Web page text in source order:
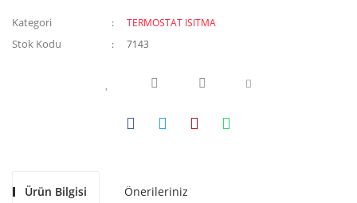
Kategori TERMOSTAT ISITMA
Stok Kodu 7143
Ürün Bilgisi Önerileriniz